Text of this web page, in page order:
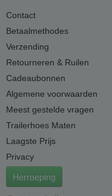
Contact
Betaalmethodes
Verzending
Retourneren & Ruilen
Cadeaubonnen
Algemene voorwaarden
Meest gestelde vragen
Trailerhoes Maten
Laagste Prijs
Privacy
Herroeping